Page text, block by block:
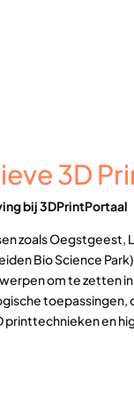
3D
bij 3DPrintPortaal
zoals Oegstgeest,
Bio Science
om te zetten
printtechnieken en